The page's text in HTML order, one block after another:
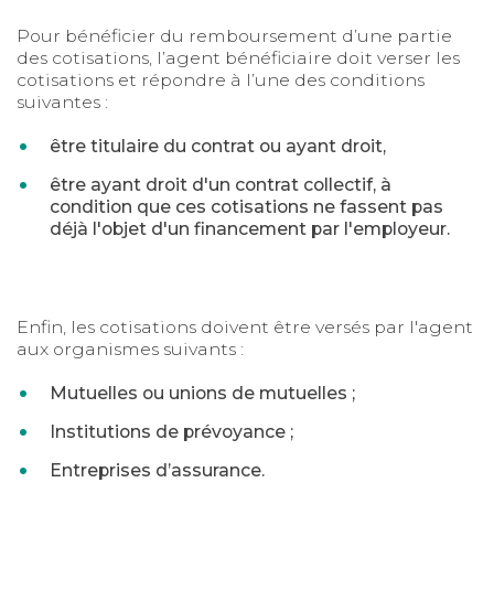
Pour bénéficier du remboursement d’une partie
des cotisations, l’agent bénéficiaire doit verser les
cotisations et répondre à l’une des conditions
suivantes :
être titulaire du contrat ou ayant droit,
être ayant droit d'un contrat collectif, à
condition que ces cotisations ne fassent pas
déjà l'objet d'un financement par l'employeur.
Enfin, les cotisations doivent être versés par l'agent
aux organismes suivants :
Mutuelles ou unions de mutuelles ;
Institutions de prévoyance ;
Entreprises d’assurance.